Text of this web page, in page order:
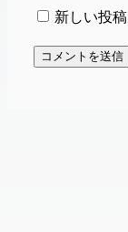
新しい投